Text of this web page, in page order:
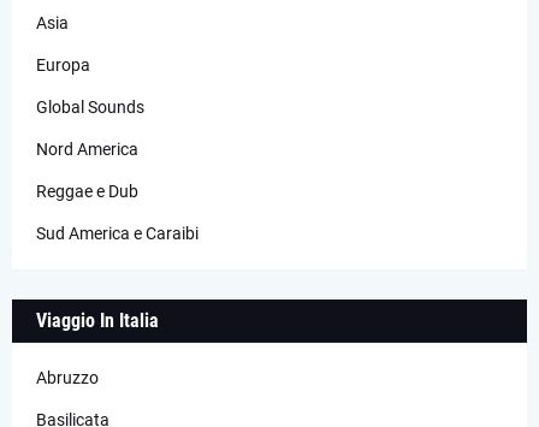
Asia
Europa
Global Sounds
Nord America
Reggae e Dub
Sud America e Caraibi
Viaggio In Italia
Abruzzo
Basilicata